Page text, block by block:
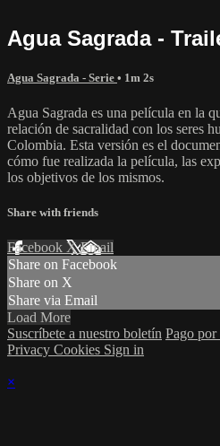
Agua Sagrada -
Agua Sagrada - Serie • 1m 2s
Agua Sagrada es una película en la
relación de sacralidad con los seres
Colombia. Esta versión es el
cómo fue realizada la película, las
los objetivos de los mismos.
Share with friends
Facebook XEmail
Share on Facebook
Share on X
Share via Email
Load More
Suscríbete a nuestro boletín Pago
Privacy Cookies Sign in
×